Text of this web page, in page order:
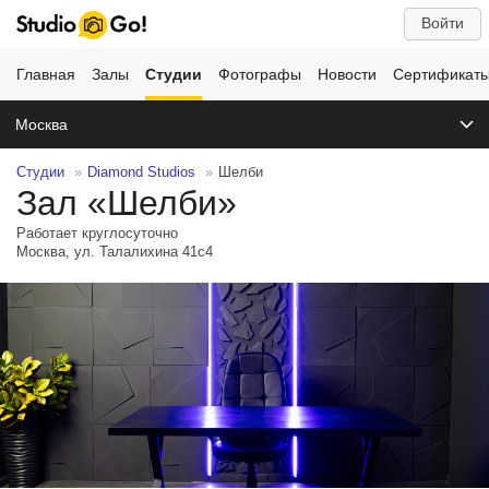
Войти
Главная Залы Студии Фотографы Новости
Москва
Студии Diamond Studios Шелби
Зал «Шелби»
Работает круглосуточно
Москва, ул. Талалихина 41с4